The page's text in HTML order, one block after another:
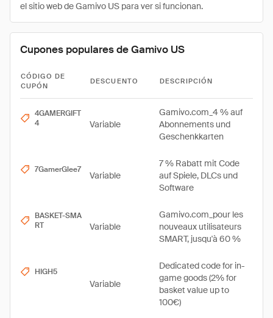
el sitio web de Gamivo US para ver si funcionan.
Cupones populares de Gamivo US
CÓDIGO DE
CUPÓN
DESCUENTO DESCRIPCIÓN
4GAMERGIFT
4
Variable
Gamivo.com_4 % auf
Abonnements und
Geschenkkarten
7GamerGlee7
Variable
7 % Rabatt mit Code
auf Spiele, DLCs und
Software
BASKET-SMA
RT
Variable
Gamivo.com_pour les
nouveaux utilisateurs
SMART, jusqu'à 60 %
HIGH5
Variable
Dedicated code for in-
game goods (2% for
basket value up to
100€)